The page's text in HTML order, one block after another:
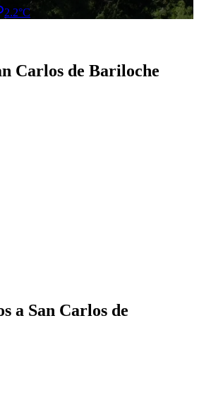
2.2°C
Carlos de Bariloche
a San Carlos de